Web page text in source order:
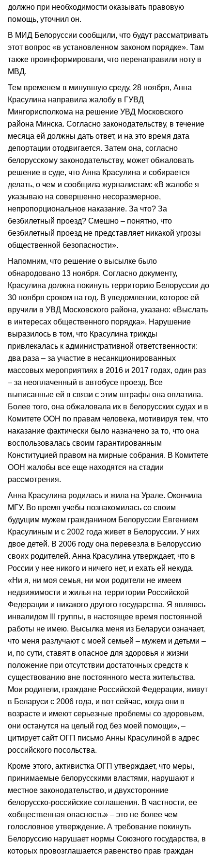
должно при необходимости оказывать правовую
помощь, уточнил он.
В МИД Белоруссии сообщили, что будут рассматривать
этот вопрос «в установленном законом порядке». Там
также проинформировали, что перенаправили ноту в
МВД.
Тем временем в минувшую среду, 28 ноября, Анна
Красулина направила жалобу в ГУВД
Мингорисполкома на решение УВД Московского
района Минска. Согласно законодательству, в течение
месяца ей должны дать ответ, и на это время дата
депортации отодвигается. Затем она, согласно
белорусскому законодательству, может обжаловать
решение в суде, что Анна Красулина и собирается
делать, о чем и сообщила журналистам: «В жалобе я
указываю на совершенно несоразмерное,
непропорциональное наказание. За что? За
безбилетный проезд? Смешно – понятно, что
безбилетный проезд не представляет никакой угрозы
общественной безопасности».
Напомним, что решение о высылке было
обнародовано 13 ноября. Согласно документу,
Красулина должна покинуть территорию Белоруссии до
30 ноября сроком на год. В уведомлении, которое ей
вручили в УВД Московского района, указано: «Выслать
в интересах общественного порядка». Нарушение
выразилось в том, что Красулина трижды
привлекалась к административной ответственности:
два раза – за участие в несанкционированных
массовых мероприятиях в 2016 и 2017 годах, один раз
– за неоплаченный в автобусе проезд. Все
выписанные ей в связи с этим штрафы она оплатила.
Более того, она обжаловала их в белорусских судах и в
Комитете ООН по правам человека, мотивируя тем, что
наказание фактически было назначено за то, что она
воспользовалась своим гарантированным
Конституцией правом на мирные собрания. В Комитете
ООН жалобы все еще находятся на стадии
рассмотрения.
Анна Красулина родилась и жила на Урале. Окончила
МГУ. Во время учебы познакомилась со своим
будущим мужем гражданином Белоруссии Евгением
Красулиным и с 2002 года живет в Белоруссии. У них
двое детей. В 2006 году она перевезла в Белоруссию
своих родителей. Анна Красулина утверждает, что в
России у нее никого и ничего нет, и ехать ей некуда.
«Ни я, ни моя семья, ни мои родители не имеем
недвижимости и жилья на территории Российской
Федерации и никакого другого государства. Я являюсь
инвалидом III группы, в настоящее время постоянной
работы не имею. Высылка меня из Беларуси означает,
что меня разлучают с моей семьей – мужем и детьми –
и, по сути, ставят в опасное для здоровья и жизни
положение при отсутствии достаточных средств к
существованию вне постоянного места жительства.
Мои родители, граждане Российской Федерации, живут
в Беларуси с 2006 года, и вот сейчас, когда они в
возрасте и имеют серьезные проблемы со здоровьем,
они останутся на целый год без моей помощи», –
цитирует сайт ОГП письмо Анны Красулиной в адрес
российского посольства.
Кроме этого, активистка ОГП утверждает, что меры,
принимаемые белорусскими властями, нарушают и
местное законодательство, и двухсторонние
белорусско-российские соглашения. В частности, ее
«общественная опасность» – это не более чем
голословное утверждение. А требование покинуть
Белоруссию нарушает нормы Союзного государства, в
которых провозглашается равенство прав граждан